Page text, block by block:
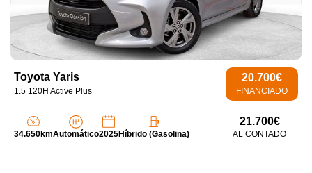
Toyota Yaris
1.5 120H Active Plus
20.700€
FINANCIADO
34.650kmAutomático2025Híbrido (Gasolina)
21.700€
AL CONTADO